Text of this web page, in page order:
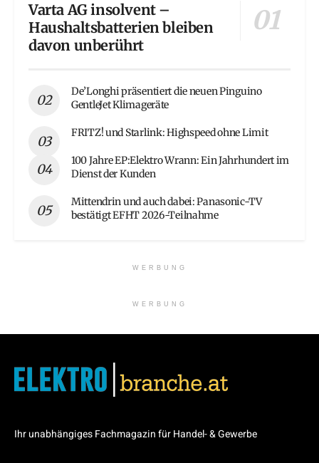
Varta AG insolvent –
Haushaltsbatterien bleiben
davon unberührt
De’Longhi präsentiert die neuen Pinguino
GentleJet Klimageräte
FRITZ! und Starlink: Highspeed ohne Limit
100 Jahre EP:Elektro Wrann: Ein Jahrhundert im
Dienst der Kunden
Mittendrin und auch dabei: Panasonic-TV
bestätigt EFHT 2026-Teilnahme
WERBUNG
WERBUNG
Ihr unabhängiges Fachmagazin für Handel- & Gewerbe